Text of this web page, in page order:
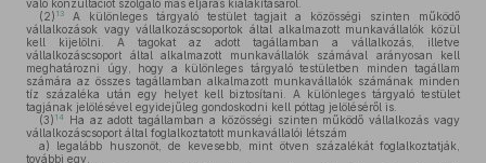
való konzultációt szolgáló más eljárás kialakításáról.
(2) 13
A különleges tárgyaló testület tagjait a közösségi szinten működő
vállalkozások vagy vállalkozáscsoportok által alkalmazott munkavállalók közül
kell kijelölni. A tagokat az adott tagállamban a vállalkozás, illetve
vállalkozáscsoport által alkalmazott munkavállalók számával arányosan kell
meghatározni úgy, hogy a különleges tárgyaló testületben minden tagállam
számára az összes tagállamban alkalmazott munkavállalók számának minden
tíz százaléka után egy helyet kell biztosítani. A különleges tárgyaló testület
tagjának jelölésével egyidejűleg gondoskodni kell póttag jelöléséről is.
(3) 14
Ha az adott tagállamban a közösségi szinten működő vállalkozás vagy
vállalkozáscsoport által foglalkoztatott munkavállalói létszám
a) legalább huszonöt, de kevesebb, mint ötven százalékát foglalkoztatják,
további egy,